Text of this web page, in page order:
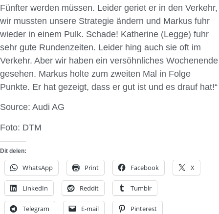
Fünfter werden müssen. Leider geriet er in den Verkehr,
wir mussten unsere Strategie ändern und Markus fuhr
wieder in einem Pulk. Schade! Katherine (Legge) fuhr
sehr gute Rundenzeiten. Leider hing auch sie oft im
Verkehr. Aber wir haben ein versöhnliches Wochenende
gesehen. Markus holte zum zweiten Mal in Folge
Punkte. Er hat gezeigt, dass er gut ist und es drauf hat!“
Source: Audi AG
Foto: DTM
Dit delen:
WhatsApp Print Facebook X
LinkedIn Reddit Tumblr
Telegram E-mail Pinterest